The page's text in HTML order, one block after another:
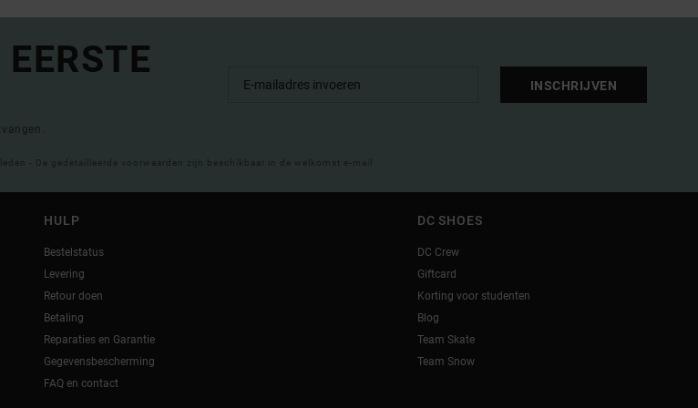
INSCHRIJVEN
- De gedetailleerde voorwaarden zijn beschikbaar in de welkomst e-mail
HULP
Bestelstatus
Levering
Retour doen
Betaling
Reparaties en Garantie
Gegevensbescherming
FAQ en contact
DC SHOES
DC Crew
Giftcard
Korting voor studenten
Blog
Team Skate
Team Snow